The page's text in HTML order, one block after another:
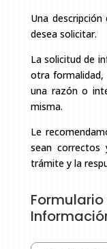
Una
desea solicitar.
La solicitud de
otra formalidad,
una razón o
misma.
Le
sean
trámite y la